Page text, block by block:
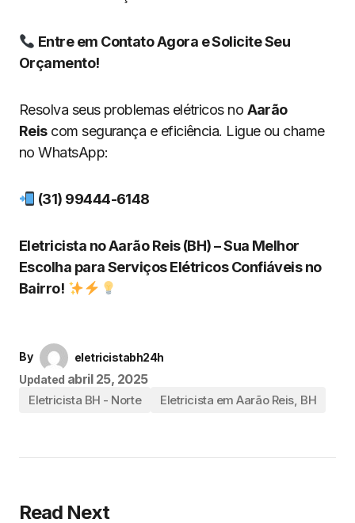
Entre em Contato Agora e Solicite Seu
Orçamento!
Resolva seus problemas elétricos no Aarão
Reiscom segurança e eficiência. Ligue ou chame
no WhatsApp:
(31) 99444-6148
Eletricista no Aarão Reis (BH) – Sua Melhor
Escolha para Serviços Elétricos Confiáveis no
Bairro!
By
eletricistabh24h
Updated abril 25, 2025
Eletricista BH - Norte Eletricista em Aarão Reis, BH
Read Next